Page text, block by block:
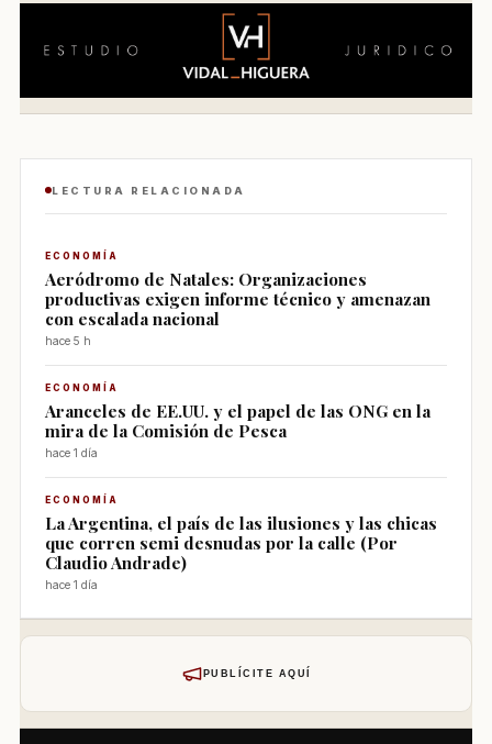
LECTURA RELACIONADA
ECONOMÍA
Aeródromo de Natales: Organizaciones
productivas exigen informe técnico y amenazan
con escalada nacional
hace 5 h
ECONOMÍA
Aranceles de EE.UU. y el papel de las ONG en la
mira de la Comisión de Pesca
hace 1 día
ECONOMÍA
La Argentina, el país de las ilusiones y las chicas
que corren semi desnudas por la calle (Por
Claudio Andrade)
hace 1 día
PUBLÍCITE AQUÍ